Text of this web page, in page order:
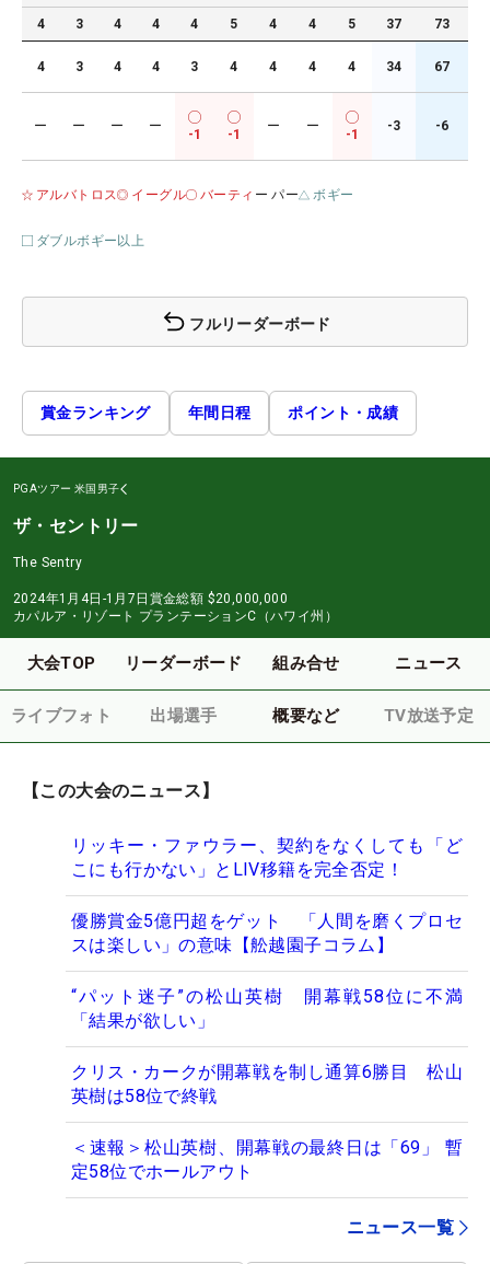
4 3 4 4 4 5 4 4 5 37 73
4 3 4 4 3 4 4 4 4 34 67
ー ー ー ー
-1 -1
ー ー
-1
-3 -6
アルバトロス イーグル バーティ ー パー ボギー
ダブルボギー以上
フルリーダーボード
賞金ランキング 年間日程 ポイント・成績
PGAツアー 米国男子
ザ・セントリー
The Sentry
2024年1月4日-1月7日 賞金総額 $20,000,000
カパルア・リゾート プランテーションC（ハワイ州）
大会TOP リーダーボード 組み合せ ニュース
ライブフォト 出場選手 概要など TV放送予定
【この大会のニュース】
リッキー・ファウラー、契約をなくしても「ど
こにも行かない」とLIV移籍を完全否定！
優勝賞金5億円超をゲット 「人間を磨くプロセ
スは楽しい」の意味【舩越園子コラム】
“パット迷子”の松山英樹 開幕戦58位に不満
「結果が欲しい」
クリス・カークが開幕戦を制し通算6勝目 松山
英樹は58位で終戦
＜速報＞松山英樹、開幕戦の最終日は「69」 暫
定58位でホールアウト
ニュース一覧